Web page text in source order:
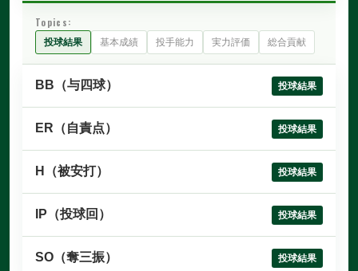
Topics:
投球結果 基本成績 投手能力 実力評価 総合貢献
BB（与四球） 投球結果
ER（自責点） 投球結果
H（被安打） 投球結果
IP（投球回） 投球結果
SO（奪三振） 投球結果